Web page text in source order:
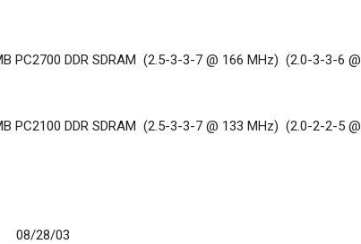
(2.5-3-3-7 @ 166 MHz) (2.0-3-3-6 @
(2.5-3-3-7 @ 133 MHz) (2.0-2-2-5 @
28/03